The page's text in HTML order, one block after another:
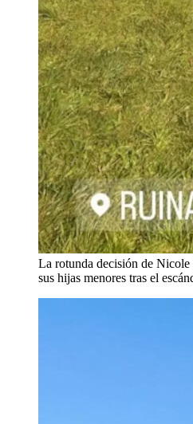
La rotunda decisión de
sus hijas menores tras el